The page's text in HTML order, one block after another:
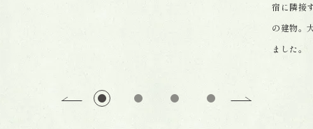
宿に隣接
の建物。
ました。